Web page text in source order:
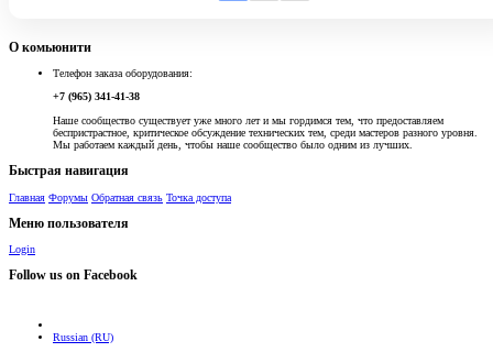
О комьюнити
Телефон заказа оборудования:
+7 (965) 341-41-38
Наше сообщество существует уже много лет и мы гордимся тем, что предоставляем
беспристрастное, критическое обсуждение технических тем, среди мастеров разного уровня.
Мы работаем каждый день, чтобы наше сообщество было одним из лучших.
Быстрая навигация
Главная Форумы Обратная связь Точка доступа
Меню пользователя
Login
Follow us on Facebook
Russian (RU)